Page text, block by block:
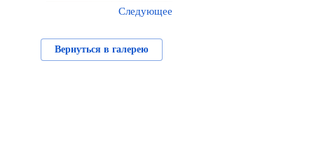
Следующее
Вернуться в галерею